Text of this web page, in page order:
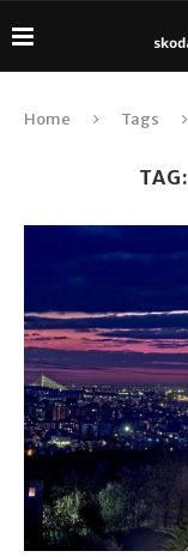
Home Tags
TAG: